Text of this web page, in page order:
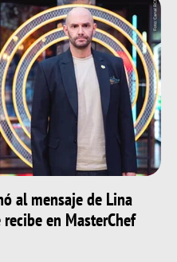
al mensaje de Lina
en MasterChef